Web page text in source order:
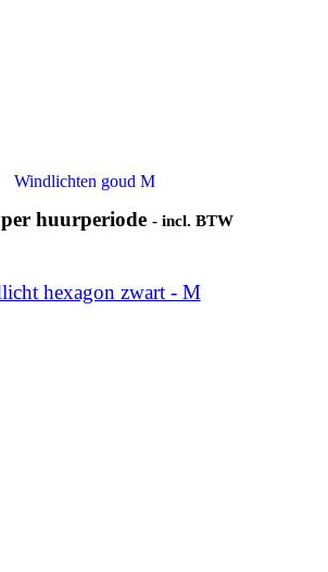
Windlichten goud M
per huurperiode - incl. BTW